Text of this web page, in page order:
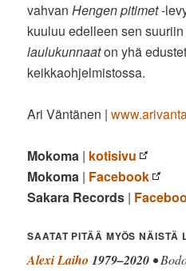
vahvanHengen pitimet-
kuuluu edelleen sen
laulukunnaaton yhä
keikkaohjelmistossa.
Ari Väntänen |
Mokoma | kotisivu
Mokoma | Facebook
Sakara Records |
SAATAT PITÄÄ MYÖS NÄISTÄ
Alexi Laiho 1979–2020 •